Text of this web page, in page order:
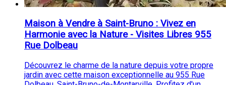
Maison à Vendre à Saint-Bruno : Vivez en
Harmonie avec la Nature - Visites Libres 955
Rue Dolbeau
Découvrez le charme de la nature depuis votre propre
jardin avec cette maison exceptionnelle au 955 Rue